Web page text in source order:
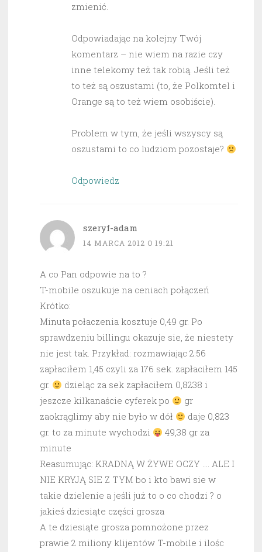
zmienić.
Odpowiadając na kolejny Twój
komentarz – nie wiem na razie czy
inne telekomy też tak robią. Jeśli też
to też są oszustami (to, że Polkomtel i
Orange są to też wiem osobiście).
Problem w tym, że jeśli wszyscy są
oszustami to co ludziom pozostaje?
Odpowiedz
szeryf-adam
14 MARCA 2012 O 19:21
A co Pan odpowie na to ?
T-mobile oszukuje na ceniach połączeń
Krótko:
Minuta połaczenia kosztuje 0,49 gr. Po
sprawdzeniu billingu okazuje sie, że niestety
nie jest tak. Przykład: rozmawiając 2:56
zapłaciłem 1,45 czyli za 176 sek. zapłaciłem 145
gr.
dzieląc za sek zapłaciłem 0,8238 i
jeszcze kilkanaście cyferek po
gr
zaokrąglimy aby nie było w dół
daje 0,823
gr. to za minute wychodzi
49,38 gr za
minute
Reasumując: KRADNĄ W ŻYWE OCZY …. ALE I
NIE KRYJĄ SIE Z TYM bo i kto bawi sie w
takie dzielenie a jeśli już to o co chodzi ? o
jakieś dziesiąte części grosza
A te dziesiąte grosza pomnożone przez
prawie 2 miliony klijentów T-mobile i ilośc